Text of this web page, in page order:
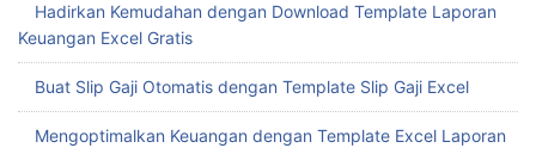
Hadirkan Kemudahan dengan Download Template Laporan
Keuangan Excel Gratis
Buat Slip Gaji Otomatis dengan Template Slip Gaji Excel
Mengoptimalkan Keuangan dengan Template Excel Laporan